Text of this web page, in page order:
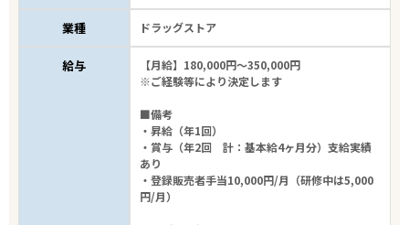
業種 ドラッグストア
給与
【月給】180,000円～350,000円
※ご経験等により決定します
■備考
・昇給（年1回）
・賞与（年2回 計：基本給4ヶ月分）支給実績
あり
・登録販売者手当10,000円/月（研修中は5,000
円/月）